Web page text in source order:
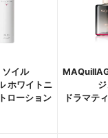
ソイル
ホワイトニ
ローション
ドラマテ